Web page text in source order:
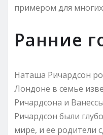
примером для
Ранние
Наташа Ричардсон
Лондоне в семье
Ричардсона и
Ричардсон были
мире, и ее родители